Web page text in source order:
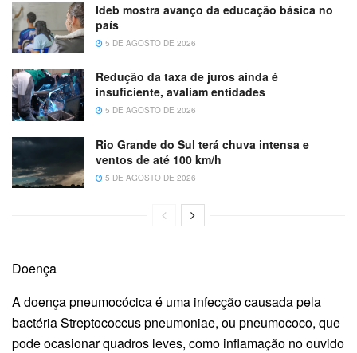
Ideb mostra avanço da educação básica no
país
5 DE AGOSTO DE 2026
Redução da taxa de juros ainda é
insuficiente, avaliam entidades
5 DE AGOSTO DE 2026
Rio Grande do Sul terá chuva intensa e
ventos de até 100 km/h
5 DE AGOSTO DE 2026
Doença
A doença pneumocócica é uma infecção causada pela
bactéria Streptococcus pneumoniae, ou pneumococo, que
pode ocasionar quadros leves, como inflamação no ouvido